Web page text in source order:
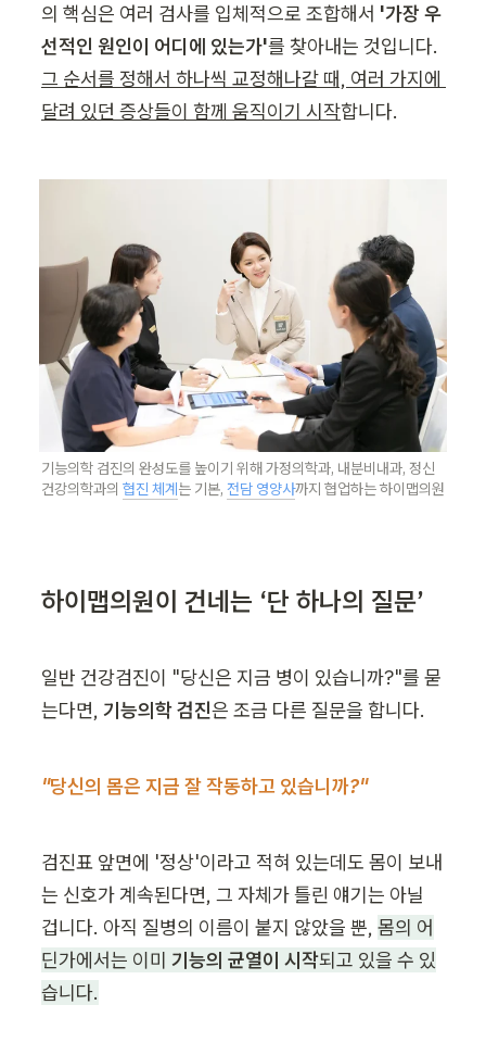
의 핵심은 여러 검사를 입체적으로 조합해서 '가장 우
선적인 원인이 어디에 있는가'
그 순서를 정해서 하나씩 교정해나갈 때, 여러 가지에
달려 있던 증상들이 함께 움직이기 시작합니다.
기능의학 검진의 완성도를 높이기 위해 가정의학과, 내분비내과, 정신
건강의학과의 협진 체계는 기본, 전담 영양사까지 협업하는 하이맵의원
하이맵의원이 건네는 ‘단 하나의 질문’
일반 건강검진이 "당신은 지금 병이 있습니까?"를 묻
는다면, 기능의학 검진은 조금 다른 질문을 합니다.
"당신의 몸은 지금 잘 작동하고 있습니까?"
검진표 앞면에 '정상'이라고 적혀 있는데도 몸이 보내
는 신호가 계속된다면, 그 자체가 틀린 얘기는 아닐
겁니다. 아직 질병의 이름이 붙지 않았을 뿐, 몸의 어
딘가에서는 이미 기능의 균열이 시작되고 있을 수 있
습니다.